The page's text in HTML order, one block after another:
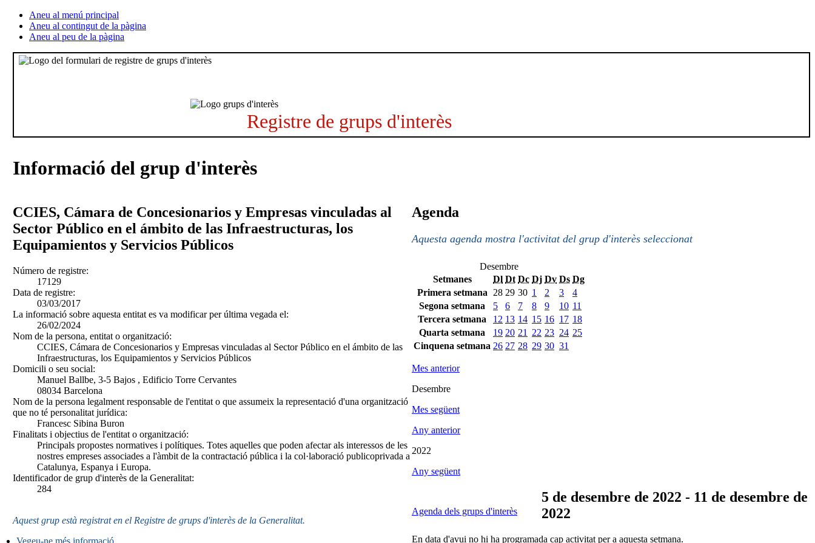
Aneu al menú principal
Aneu al contingut de la pàgina
Aneu al peu de la pàgina
Registre de grups d'interès
Informació del grup d'interès
CCIES, Cámara de Concesionarios y Empresas vinculadas al
Sector Público en el ámbito de las Infraestructuras, los
Equipamientos y Servicios Públicos
Número de registre:
17129
Data de registre:
03/03/2017
La informació sobre aquesta entitat es va modificar per última vegada el:
26/02/2024
Nom de la persona, entitat o organització:
CCIES, Cámara de Concesionarios y Empresas vinculadas al Sector Público en el ámbito de las
Infraestructuras, los Equipamientos y Servicios Públicos
Domicili o seu social:
Manuel Ballbe, 3-5 Bajos , Edificio Torre Cervantes
08034 Barcelona
Nom de la persona legalment responsable de l'entitat o que assumeix la representació d'una organització
que no té personalitat jurídica:
Francesc Sibina Buron
Finalitats i objectius de l'entitat o organització:
Principals propostes normatives i polítiques. Totes aquelles que poden afectar als interessos de les
nostres empreses associades a l'àmbit de la contractació pública i la col·laboració publicoprivada a
Catalunya, Espanya i Europa.
Identificador de grup d'interès de la Generalitat:
284
Aquest grup està registrat en el Registre de grups d'interès de la Generalitat.
Vegeu-ne més informació
Agenda
Aquesta agenda mostra l'activitat del grup d'interès seleccionat
Desembre
Setmanes
Dl Dt Dc Dj Dv Ds Dg
Primera setmana
28 29 30 1 2 3
4
Segona setmana
5 6 7 8 9 10 11
Tercera setmana
12 13 14 15 16 17 18
Quarta setmana
19 20 21 22 23 24 25
Cinquena setmana 26 27 28 29 30 31
Mes anterior
Desembre
Mes següent
Any anterior
2022
Any següent
Agenda dels grups d'interès
5 de desembre de 2022 - 11 de desembre de
2022
En data d'avui no hi ha programada cap activitat per a aquesta setmana.